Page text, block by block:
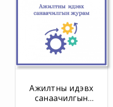
Ажилтны идэвх
санаачилгын